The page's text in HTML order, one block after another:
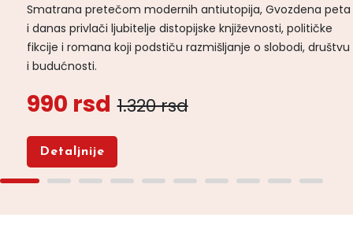
Smatrana pretečom modernih antiutopija, Gvozdena peta
i danas privlači ljubitelje distopijske književnosti, političke
fikcije i romana koji podstiču razmišljanje o slobodi, društvu
i budućnosti.
990 rsd 1.320 rsd
Detaljnije